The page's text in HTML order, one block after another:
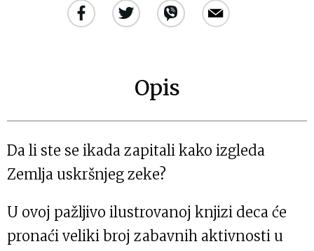
Opis
Da li ste se ikada zapitali kako izgleda
Zemlja uskršnjeg zeke?
U ovoj pažljivo ilustrovanoj knjizi deca će
pronaći veliki broj zabavnih aktivnosti u